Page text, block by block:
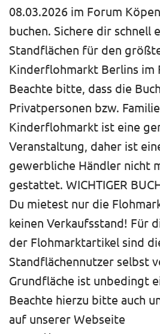
08.03.2026 im Forum
buchen. Sichere dir schnell
Standflächen für den
Kinderflohmarkt Berlins im
Beachte bitte, dass die
Privatpersonen bzw.
Kinderflohmarkt ist eine
Veranstaltung, daher ist
gewerbliche Händler nicht
gestattet. WICHTIGER
Du mietest nur die
keinen Verkaufsstand! Für
der Flohmarktartikel sind
Standflächennutzer selbst
Grundfläche ist unbedingt
Beachte hierzu bitte auch
auf unserer Webseite